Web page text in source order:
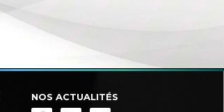
NOS ACTUALITÉS